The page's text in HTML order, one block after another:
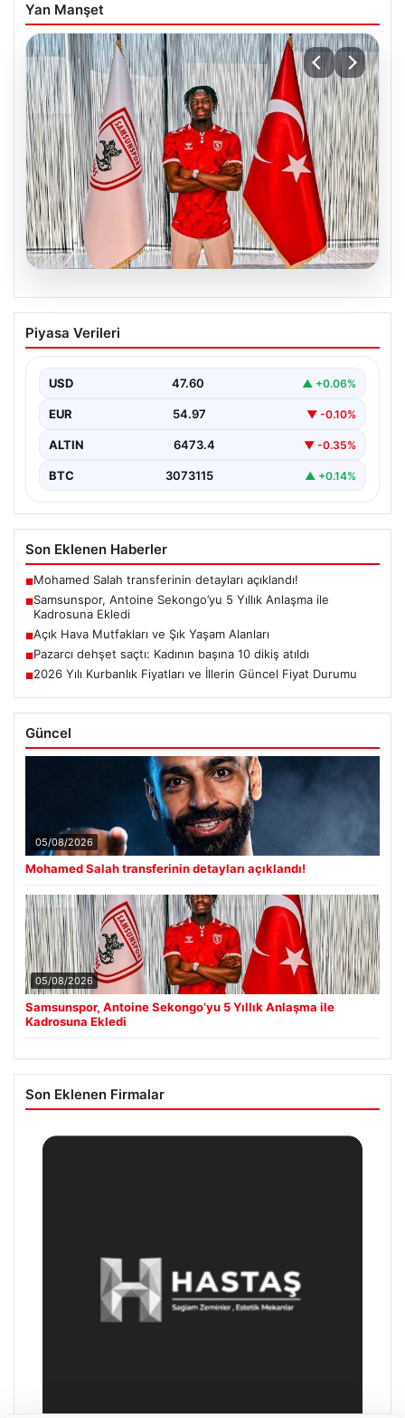
Yan Manşet
05.08.2026
Samsunspor, Antoine Sekongo’yu 5
Yıllık Anlaşma ile Kadrosuna Ekledi
devam ederek Fransa'nın önemli kulüplerinden USL
Dunkerque forması giyen…
Piyasa Verileri
USD 47.60 ▲ +0.06%
EUR 54.97 ▼ -0.10%
ALTIN 6473.4 ▼ -0.35%
BTC 3073115 ▲ +0.14%
Son Eklenen Haberler
■Mohamed Salah transferinin detayları açıklandı!
■Samsunspor, Antoine Sekongo’yu 5 Yıllık Anlaşma ile
Kadrosuna Ekledi
■Açık Hava Mutfakları ve Şık Yaşam Alanları
■Pazarcı dehşet saçtı: Kadının başına 10 dikiş atıldı
■2026 Yılı Kurbanlık Fiyatları ve İllerin Güncel Fiyat Durumu
Güncel
05/08/2026
Mohamed Salah transferinin detayları açıklandı!
05/08/2026
Samsunspor, Antoine Sekongo’yu 5 Yıllık Anlaşma ile
Kadrosuna Ekledi
Son Eklenen Firmalar